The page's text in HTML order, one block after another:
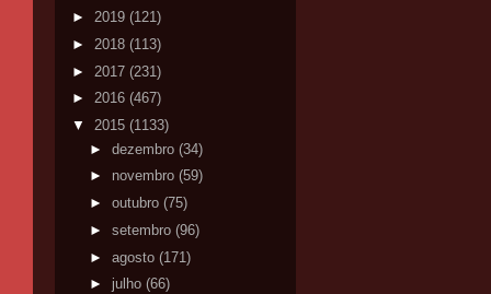
► 2019 (121)
► 2018 (113)
► 2017 (231)
► 2016 (467)
▼ 2015 (1133)
► dezembro (34)
► novembro (59)
► outubro (75)
► setembro (96)
► agosto (171)
► julho (66)